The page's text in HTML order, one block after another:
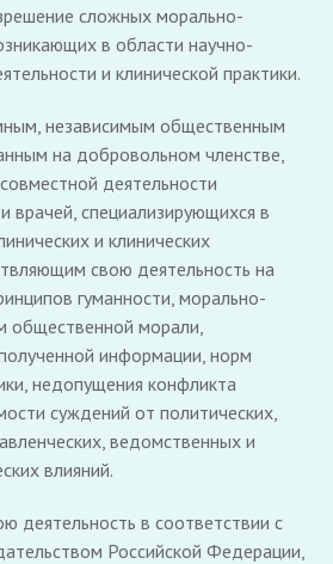
сложных морально-
в области научно-
и клинической практики.
независимым общественным
на добровольном членстве,
деятельности
врачей, специализирующихся в
и клинических
свою деятельность на
гуманности, морально-
общественной морали,
информации, норм
недопущения конфликта
суждений от политических,
ведомственных и
влияний.
деятельность в соответствии с
Российской Федерации,